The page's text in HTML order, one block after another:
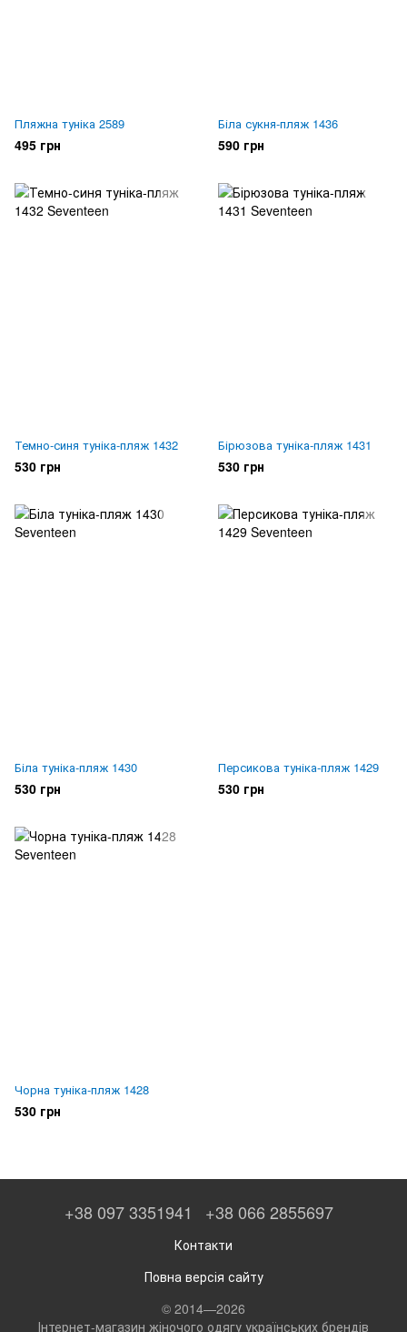
Пляжна туніка 2589
495 грн
Біла сукня-пляж 1436
590 грн
Темно-синя туніка-пляж 1432
530 грн
Бірюзова туніка-пляж 1431
530 грн
Біла туніка-пляж 1430
530 грн
Персикова туніка-пляж 1429
530 грн
Чорна туніка-пляж 1428
530 грн
+38 097 3351941 +38 066 2855697
Контакти
Повна версія сайту
© 2014—2026
Інтернет-магазин жіночого одягу українських брендів